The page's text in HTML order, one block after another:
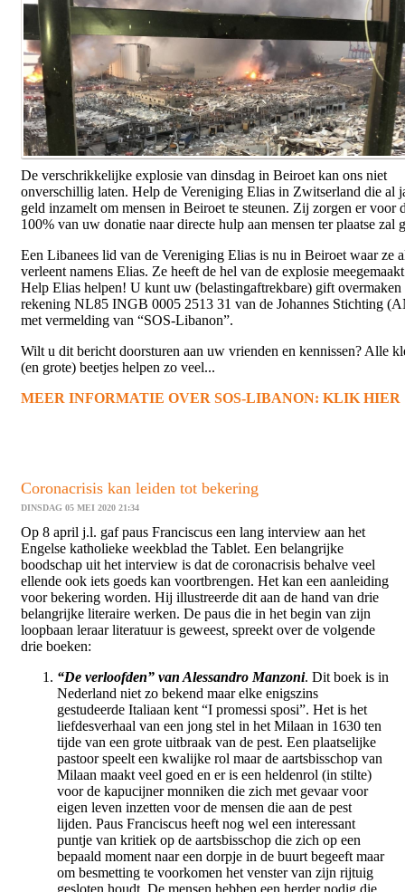
De verschrikkelijke explosie van dinsdag in Beiroet kan ons niet
onverschillig laten. Help de Vereniging Elias in Zwitserland die al
geld inzamelt om mensen in Beiroet te steunen. Zij zorgen er voor
100% van uw donatie naar directe hulp aan mensen ter plaatse zal
Een Libanees lid van de Vereniging Elias is nu in Beiroet waar ze
verleent namens Elias. Ze heeft de hel van de explosie
Help Elias helpen! U kunt uw (belastingaftrekbare) gift overmaken
rekening NL85 INGB 0005 2513 31 van de Johannes Stichting
met vermelding van “SOS-Libanon”.
Wilt u dit bericht doorsturen aan uw vrienden en kennissen? Alle
(en grote) beetjes helpen zo veel...
MEER INFORMATIE OVER SOS-LIBANON: KLIK HIER
Coronacrisis kan leiden tot bekering
DINSDAG 05 MEI 2020 21:34
Op 8 april j.l. gaf paus Franciscus een lang interview aan het
Engelse katholieke weekblad the Tablet. Een belangrijke
boodschap uit het interview is dat de coronacrisis behalve veel
ellende ook iets goeds kan voortbrengen. Het kan een aanleiding
voor bekering worden. Hij illustreerde dit aan de hand van drie
belangrijke literaire werken. De paus die in het begin van zijn
loopbaan leraar literatuur is geweest, spreekt over de volgende
drie boeken:
“De verloofden” van Alessandro Manzoni. Dit boek is in
Nederland niet zo bekend maar elke enigszins
gestudeerde Italiaan kent “I promessi sposi”. Het is het
liefdesverhaal van een jong stel in het Milaan in 1630 ten
tijde van een grote uitbraak van de pest. Een plaatselijke
pastoor speelt een kwalijke rol maar de aartsbisschop van
Milaan maakt veel goed en er is een heldenrol (in stilte)
voor de kapucijner monniken die zich met gevaar voor
eigen leven inzetten voor de mensen die aan de pest
lijden. Paus Franciscus heeft nog wel een interessant
puntje van kritiek op de aartsbisschop die zich op een
bepaald moment naar een dorpje in de buurt begeeft maar
om besmetting te voorkomen het venster van zijn rijtuig